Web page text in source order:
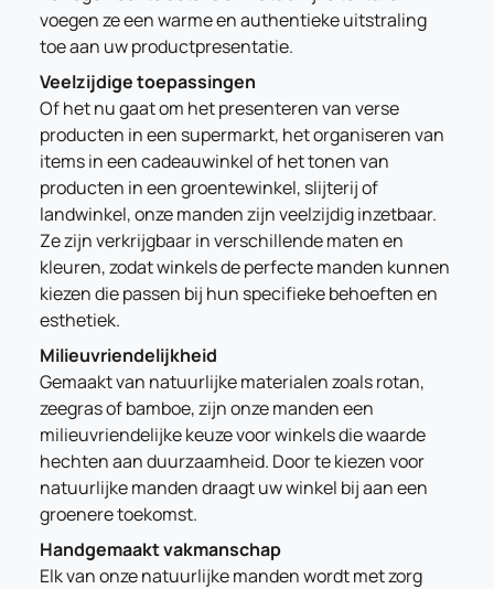
voegen ze een warme en authentieke uitstraling
toe aan uw productpresentatie.
Veelzijdige toepassingen
Of het nu gaat om het presenteren van verse
producten in een supermarkt, het organiseren van
items in een cadeauwinkel of het tonen van
producten in een groentewinkel, slijterij of
landwinkel, onze manden zijn veelzijdig inzetbaar.
Ze zijn verkrijgbaar in verschillende maten en
kleuren, zodat winkels de perfecte manden kunnen
kiezen die passen bij hun specifieke behoeften en
esthetiek.
Milieuvriendelijkheid
Gemaakt van natuurlijke materialen zoals rotan,
zeegras of bamboe, zijn onze manden een
milieuvriendelijke keuze voor winkels die waarde
hechten aan duurzaamheid. Door te kiezen voor
natuurlijke manden draagt uw winkel bij aan een
groenere toekomst.
Handgemaakt vakmanschap
Elk van onze natuurlijke manden wordt met zorg